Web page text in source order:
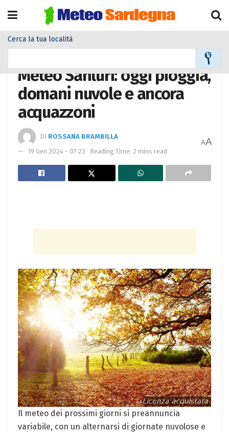
Cerca la tua località
Meteo Sanluri: oggi pioggia,
domani nuvole e ancora
acquazzoni
DI ROSSANA BRAMBILLA
19 Gen 2024 - 07:23
Reading Time: 2 mins read
AA
Il meteo dei prossimi giorni si preannuncia
variabile, con un alternarsi di giornate nuvolose e